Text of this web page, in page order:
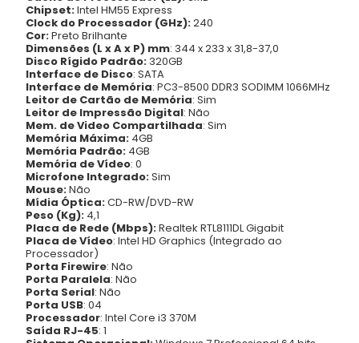
Chipset:Intel HM55 Express
Clock do Processador (GHz):240
Cor:Preto Brilhante
Dimensões (L x A x P) mm: 344 x 233 x 31,8-37,0
Disco Rígido Padrão: 320GB
Interface de Disco: SATA
Interface de Memória: PC3-8500 DDR3 SODIMM 1066MHz
Leitor de Cartão de Memória: Sim
Leitor de Impressão Digital: Não
Mem. de Video Compartilhada: Sim
Memória Máxima: 4GB
Memória Padrão: 4GB
Memória de Vídeo: 0
Microfone Integrado:Sim
Mouse:Não
Mídia Óptica:CD-RW/DVD-RW
Peso (Kg): 4,1
Placa de Rede (Mbps):Realtek RTL8111DL Gigabit
Placa de Vídeo: Intel HD Graphics (Integrado ao
Processador)
Porta Firewire: Não
Porta Paralela: Não
Porta Serial: Não
Porta USB: 04
Processador: Intel Core i3 370M
Saída RJ-45: 1